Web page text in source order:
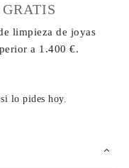
limpieza de joyas
a 1.400 €.
si lo pides hoy.